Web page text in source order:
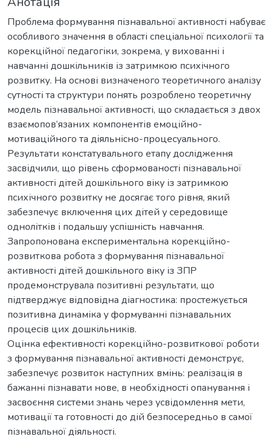
Проблема формування пізнавальної активності набуває
особливого значення в області спеціальної психології та
корекційної педагогіки, зокрема, у вихованні і
навчанні дошкільників із затримкою психічного
розвитку. На основі визначеного теоретичного аналізу
сутності та структури понять розроблено теоретичну
модель пізнавальної активності, що складається з двох
взаємопов’язаних компонентів емоційно-
мотиваційного та діяльнісно-процесуального.
Результати констатувального етапу дослідження
засвідчили, що рівень сформованості пізнавальної
активності дітей дошкільного віку із затримкою
психічного розвитку не досягає того рівня, який
забезпечує включення цих дітей у середовище
однолітків і подальшу успішність навчання.
Запропонована експериментальна корекційно-
розвиткова робота з формування пізнавальної
активності дітей дошкільного віку із ЗПР
продемонструвала позитивні результати, що
підтверджує відповідна діагностика: простежується
позитивна динаміка у формуванні пізнавальних
процесів цих дошкільників.
Оцінка ефективності корекційно-розвиткової роботи
з формування пізнавальної активності демонструє,
забезпечує розвиток наступних вмінь: реалізація в
бажанні пізнавати нове, в необхідності опанування і
засвоєння системи знань через усвідомлення мети,
мотивації та готовності до дій безпосередньо в самої
пізнавальної діяльності.